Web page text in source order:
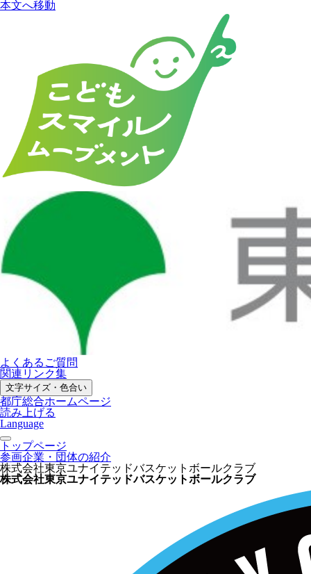
本文へ移動
よくあるご質問
関連リンク集
文字サイズ・色合い
都庁総合ホームページ
読み上げる
Language
トップページ
参画企業・団体の紹介
株式会社東京ユナイテッドバスケットボールクラブ
株式会社東京ユナイテッドバスケットボールクラブ